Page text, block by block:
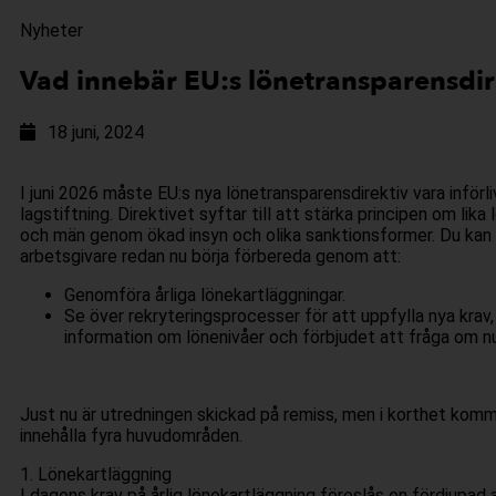
Nyheter
Vad innebär EU:s
18 juni, 2024
I juni 2026 måste EU:s nya lönetransparensdirektiv vara
lagstiftning. Direktivet syftar till att stärka principen om lika
och män genom ökad insyn och olika sanktionsformer. Du kan
arbetsgivare redan nu börja förbereda genom att:
Genomföra årliga lönekartläggningar.
Se över rekryteringsprocesser för att uppfylla nya krav,
information om lönenivåer och förbjudet att fråga om
Just nu är utredningen skickad på remiss, men i korthet
innehålla fyra huvudområden.
1. Lönekartläggning